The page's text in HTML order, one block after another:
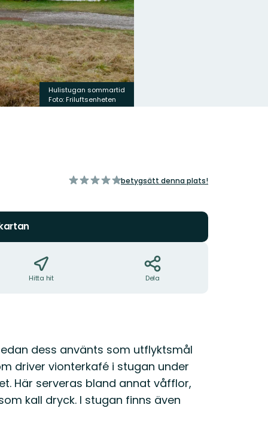
Hulistugan sommartid
Foto: Friluftsenheten
av
betygsätt denna plats!
Hitta hit Dela
dess använts som utflyktsmål
driver vionterkafé i stugan under
Här serveras bland annat våfflor,
kall dryck. I stugan finns även